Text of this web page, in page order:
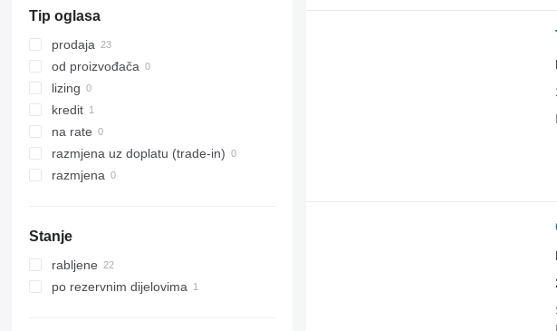
Tip oglasa
prodaja
od proizvođača
lizing
kredit
na rate
razmjena uz doplatu (trade-in)
razmjena
Stanje
rabljene
po rezervnim dijelovima